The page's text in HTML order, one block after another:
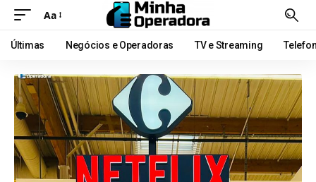
Aa
Últimas Negócios e Operadoras TV e Streaming